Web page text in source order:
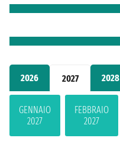
2026 2027 2028
GENNAIO
2027
FEBBRAIO
2027